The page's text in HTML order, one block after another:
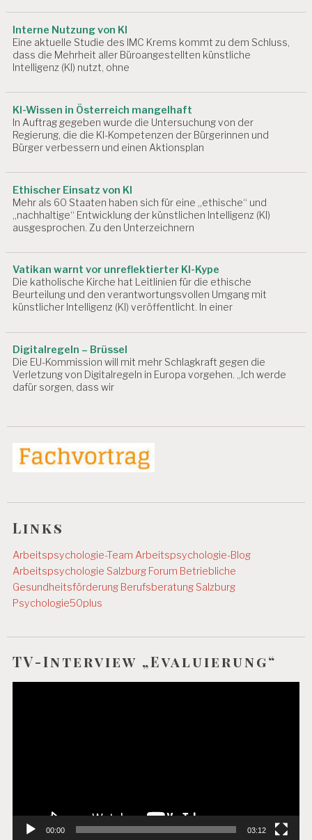
Interne Nutzung von KI
Eine aktuelle Studie des IMC Krems kommt zu dem Schluss,
dass die Mehrheit aller Büroangestellten künstliche
Intelligenz (KI) nutzt, ohne
KI-Wissen in Österreich mangelhaft
In Auftrag gegeben wurde die Untersuchung von der
Regierung, die die KI-Kompetenzen der Bürgerinnen und
Bürger verbessern und einen Aktionsplan
Ethischer Einsatz von KI
Mehr als 60 Staaten haben sich für eine „ethische“ und
„nachhaltige“ Entwicklung der künstlichen Intelligenz (KI)
ausgesprochen. Zu den Unterzeichnern
Vatikan warnt vor unreflektierter KI-Kype
Die katholische Kirche hat Leitlinien für die ethische
Beurteilung und den verantwortungsvollen Umgang mit
künstlicher Intelligenz (KI) veröffentlicht. In einer
Digitalregeln – Brüssel
Die EU-Kommission will mit mehr Schlagkraft gegen die
Verletzung von Digitalregeln in Europa vorgehen. „Ich werde
dafür sorgen, dass wir
Links
Arbeitspsychologie-TeamArbeitspsychologie-Blog
Arbeitspsychologie Salzburg Forum Betriebliche
Gesundheitsförderung Berufsberatung Salzburg
Psychologie50plus
TV-Interview „Evaluierung“
00:00 03:12